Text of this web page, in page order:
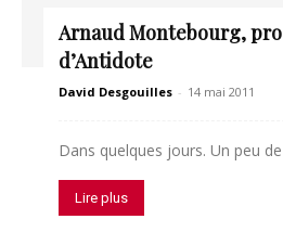
Arnaud Montebourg,
d’Antidote
David Desgouilles - 14 mai 2011
Dans quelques jours. Un peu
Lire plus